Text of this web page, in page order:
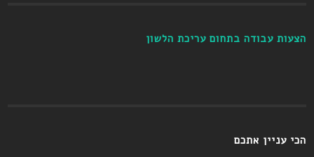
הצעות עבודה בתחום עריכת הלשון
הכי עניין אתכם